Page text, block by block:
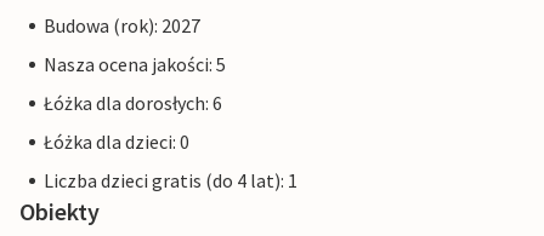
Budowa (rok): 2027
Nasza ocena jakości: 5
Łóżka dla dorosłych: 6
Łóżka dla dzieci: 0
Liczba dzieci gratis (do 4 lat): 1
Obiekty